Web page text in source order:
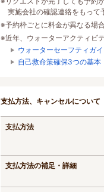
実施会社の確認連絡をもって
※予約枠ごとに料金が異なる場
※近年、ウォーターアクティビ
ウォーターセーフティガ
自己救命策確保3つの基本
支払方法、キャンセルについて
支払方法
支払方法の補足・詳細